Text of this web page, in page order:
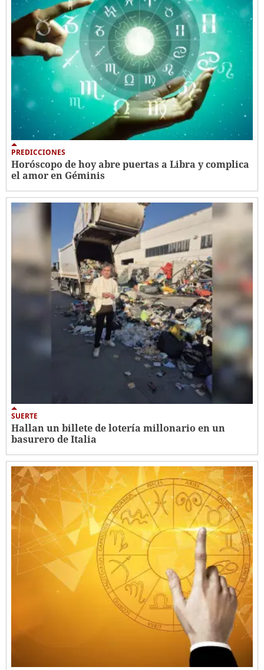
PREDICCIONES
Horóscopo de hoy abre puertas a Libra y complica
el amor en Géminis
SUERTE
Hallan un billete de lotería millonario en un
basurero de Italia